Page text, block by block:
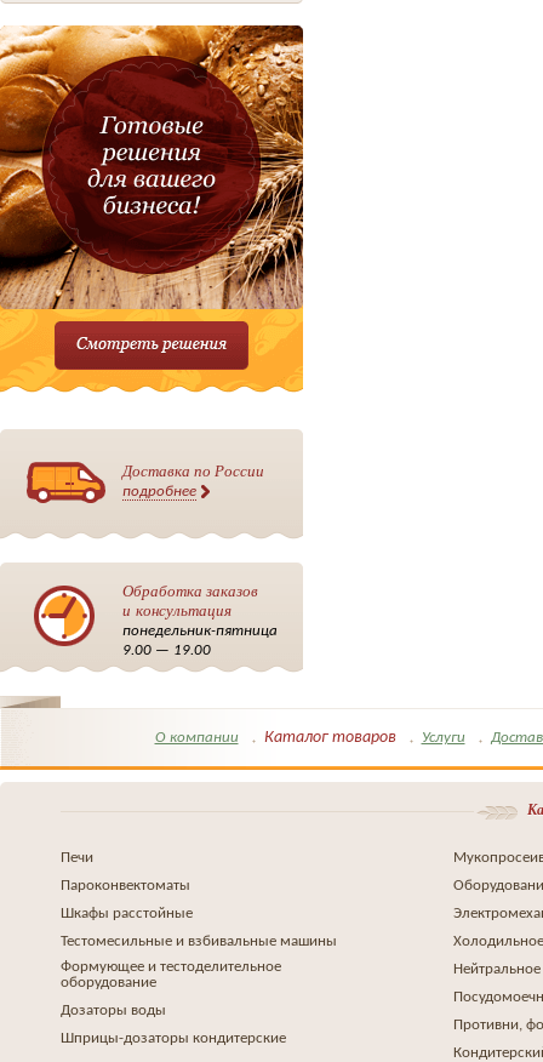
Доставка по России
подробнее
Обработка заказов
и консультация
понедельник-пятница
9.00 — 19.00
О компании Каталог товаров Услуги
Печи
Пароконвектоматы
Шкафы расстойные
Тестомесильные и взбивальные машины
Формующее и тестоделительное
оборудование
Дозаторы воды
Шприцы-дозаторы кондитерские
Противни,